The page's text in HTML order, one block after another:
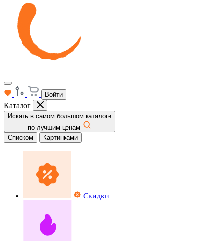
Войти
Каталог
Искать в самом большом каталоге
по лучшим ценам
Списком
Картинками
Скидки